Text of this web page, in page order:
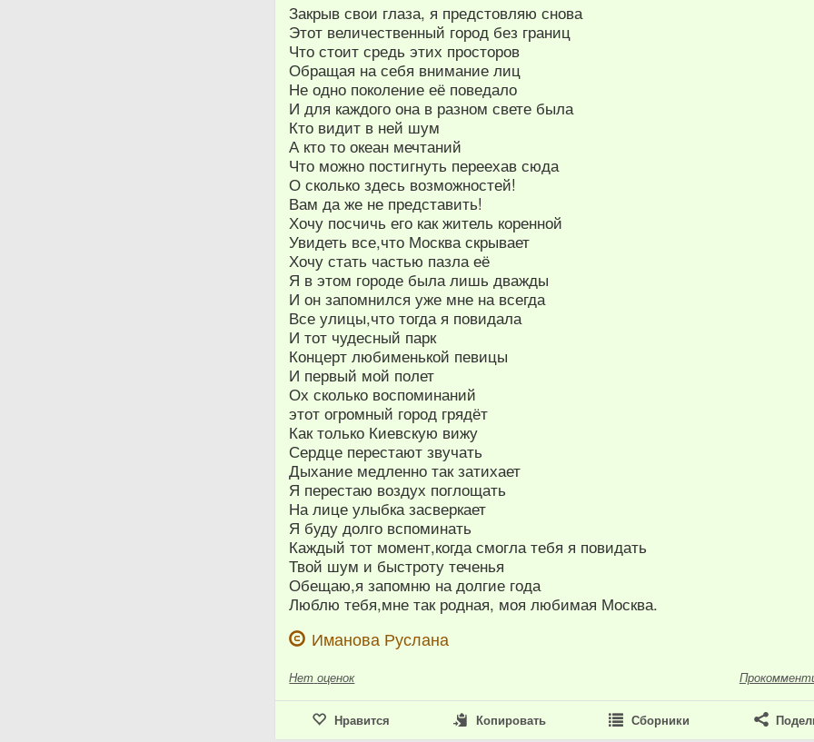
Закрыв свои глаза, я предстовляю снова
Этот величественный город без границ
Что стоит средь этих просторов
Обращая на себя внимание лиц
Не одно поколение её поведало
И для каждого она в разном свете была
Кто видит в ней шум
А кто то океан мечтаний
Что можно постигнуть переехав сюда
О сколько здесь возможностей!
Вам да же не представить!
Хочу посчичь его как житель коренной
Увидеть все,что Москва скрывает
Хочу стать частью пазла её
Я в этом городе была лишь дважды
И он запомнился уже мне на всегда
Все улицы,что тогда я повидала
И тот чудесный парк
Концерт любименькой певицы
И первый мой полет
Ох сколько воспоминаний
этот огромный город грядёт
Как только Киевскую вижу
Сердце перестают звучать
Дыхание медленно так затихает
Я перестаю воздух поглощать
На лице улыбка засверкает
Я буду долго вспоминать
Каждый тот момент,когда смогла тебя я повидать
Твой шум и быстроту теченья
Обещаю,я запомню на долгие года
Люблю тебя,мне так родная, моя любимая Москва.
Иманова Руслана
Нет оценок
Нравится Копировать Сборники